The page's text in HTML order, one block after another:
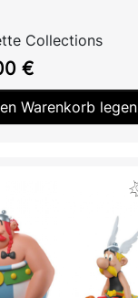
Collections
€
Warenkorb legen